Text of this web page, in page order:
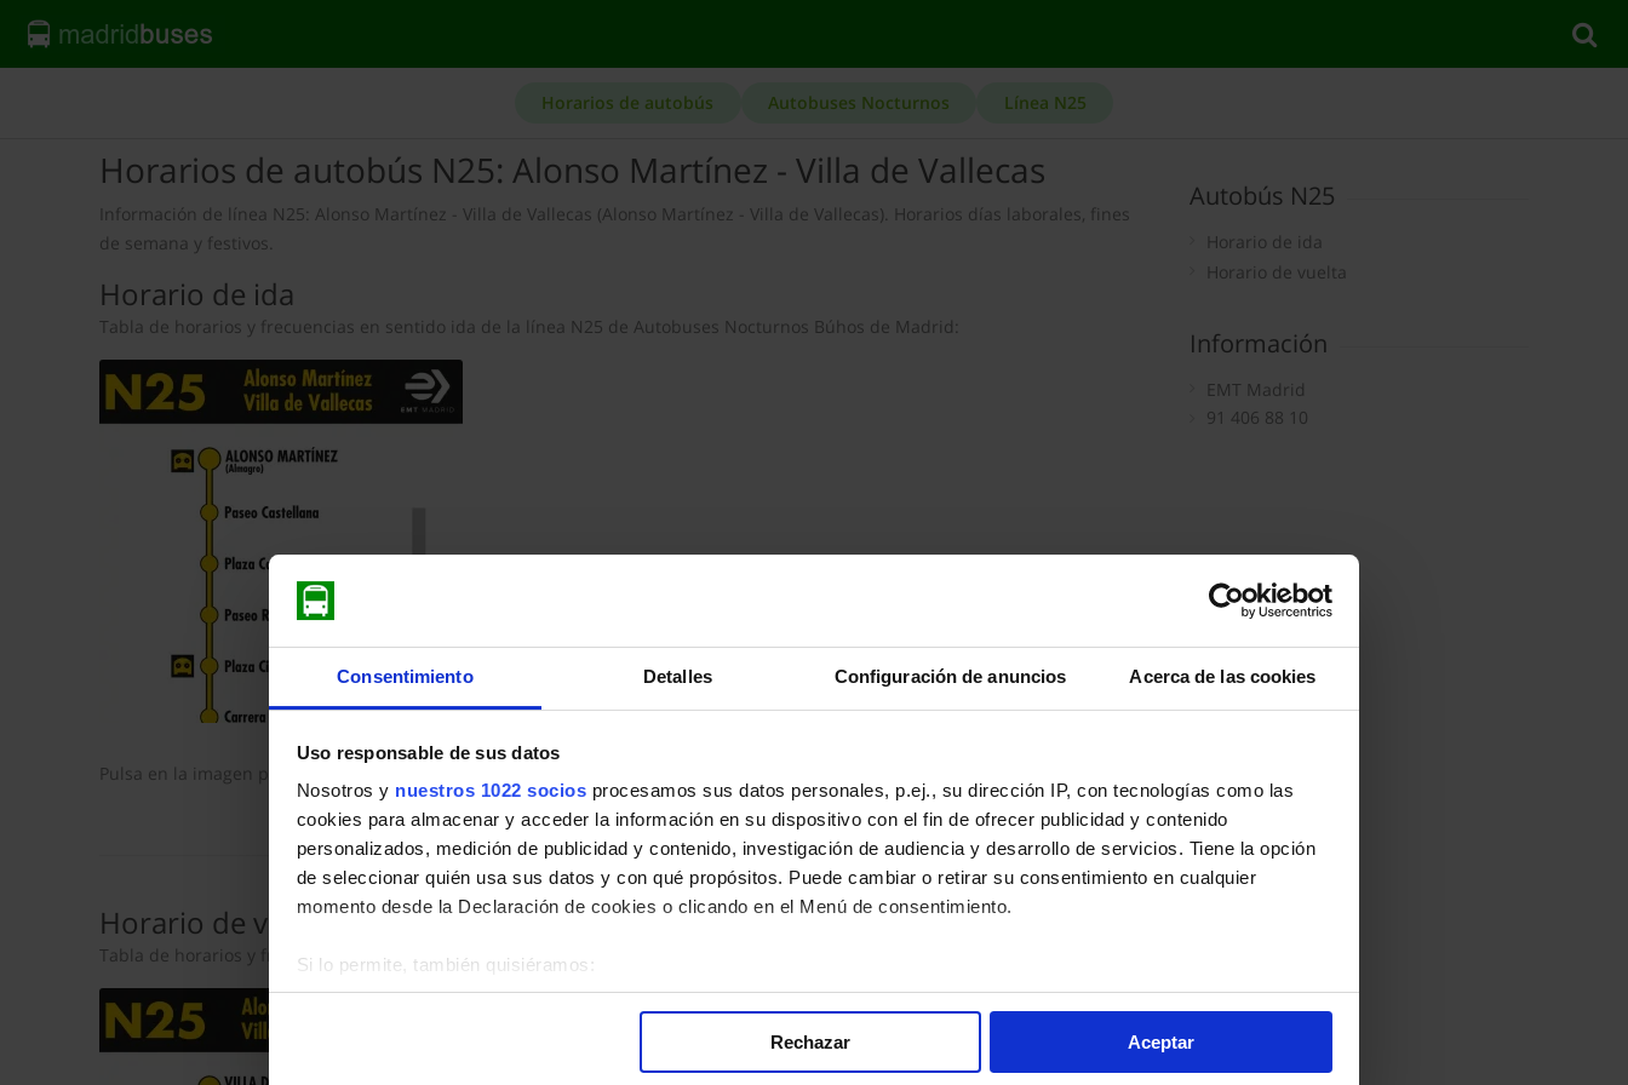
Consentimiento Detalles Configuración de anuncios Acerca de las cookies
Uso responsable de sus datos
Nosotros y nuestros 1022 socios procesamos sus datos personales, p.ej., su dirección IP, con tecnologías como las
cookies para almacenar y acceder la información en su dispositivo con el fin de ofrecer publicidad y contenido
personalizados, medición de publicidad y contenido, investigación de audiencia y desarrollo de servicios. Tiene la opción
de seleccionar quién usa sus datos y con qué propósitos. Puede cambiar o retirar su consentimiento en cualquier
momento desde la Declaración de cookies o clicando en el Menú de consentimiento.
Si lo permite, también quisiéramos:
Recopilar información sobre su ubicación geográfica que puede tener una precisión de varios metros
Identificar su dispositivo analizándolo activamente para buscar características específicas (huellas digitales)
Obtenga más información sobre cómo se procesan sus datos personales y establezca sus preferencias en la
. Puede cambiar o retirar su consentimiento en cualquier momento en la Declaración de cookies.
Rechazar Aceptar
Horarios de autobús Autobuses Nocturnos Línea N25
Horarios de autobús N25: Alonso Martínez - Villa de Vallecas
Información de línea N25: Alonso Martínez - Villa de Vallecas (Alonso Martínez - Villa de Vallecas). Horarios días laborales, fines
de semana y festivos.
Horario de ida
Tabla de horarios y frecuencias en sentido ida de la línea N25 de Autobuses Nocturnos Búhos de Madrid:
Pulsa en la imagen para mostrar el
Horario de vuelta
Tabla de horarios y frecuencias en sentido vuelta de la línea N25 de Autobuses Nocturnos Búhos de Madrid:
Autobús N25
Horario de ida
Horario de vuelta
Información
EMT Madrid
91 406 88 10